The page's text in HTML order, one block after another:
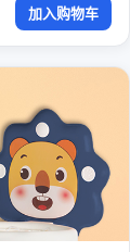
加入购物车